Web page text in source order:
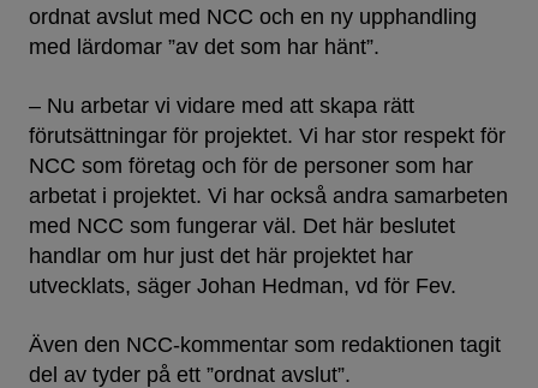
ordnat avslut med NCC och en ny upphandling
med lärdomar ”av det som har hänt”.
– Nu arbetar vi vidare med att skapa rätt
förutsättningar för projektet. Vi har stor respekt för
NCC som företag och för de personer som har
arbetat i projektet. Vi har också andra samarbeten
med NCC som fungerar väl. Det här beslutet
handlar om hur just det här projektet har
utvecklats, säger Johan Hedman, vd för Fev.
Även den NCC-kommentar som redaktionen tagit
del av tyder på ett ”ordnat avslut”.